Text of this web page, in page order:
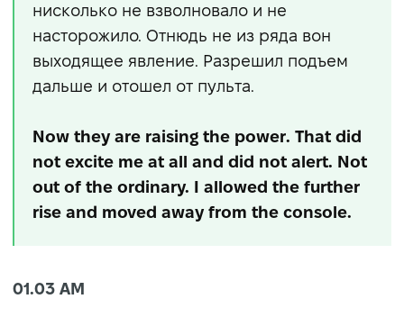
нисколько не взволновало и не
насторожило. Отнюдь не из ряда вон
выходящее явление. Разрешил подъем
дальше и отошел от пульта.
Now they are raising the power. That did
not excite me at all and did not alert. Not
out of the ordinary. I allowed the further
rise and moved away from the console.
01.03 AM